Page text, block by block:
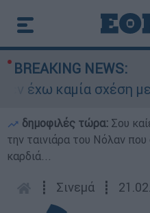
BREAKING NEWS:
καμία σχέση με
δημοφιλές τώρα: Σου
την ταινιάρα του Νόλαν
καρδιά...
┋ Σινεμά ┋